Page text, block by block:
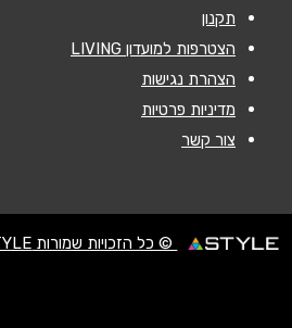
תקנון
הצטרפות למועדון LIVING
הצהרת נגישות
מדיניות פרטיות
צור קשר
© כל הזכויות שמורות STYLE ניהול מועדוני לקוחות